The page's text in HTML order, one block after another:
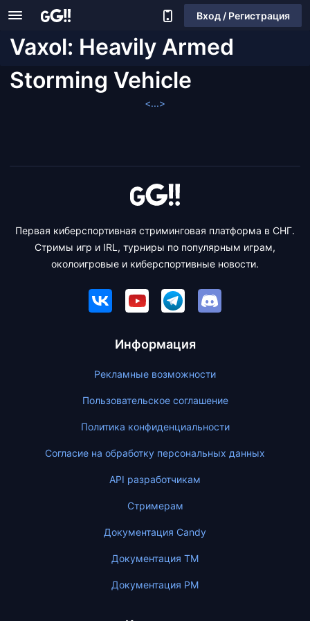
Вход / Регистрация
Vaxol: Heavily Armed
Storming Vehicle
<...>
Первая киберспортивная стриминговая платформа в СНГ.
Стримы игр и IRL, турниры по популярным играм,
околоигровые и киберспортивные новости.
Информация
Рекламные возможности
Пользовательское соглашение
Политика конфиденциальности
Согласие на обработку персональных данных
API разработчикам
Стримерам
Документация Candy
Документация ТМ
Документация PM